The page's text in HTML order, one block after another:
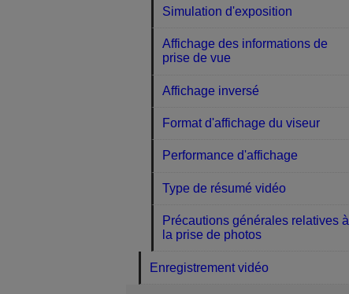
Simulation d'exposition
Affichage des informations de
prise de vue
Affichage inversé
Format d'affichage du viseur
Performance d'affichage
Type de résumé vidéo
Précautions générales relatives à
la prise de photos
Enregistrement vidéo